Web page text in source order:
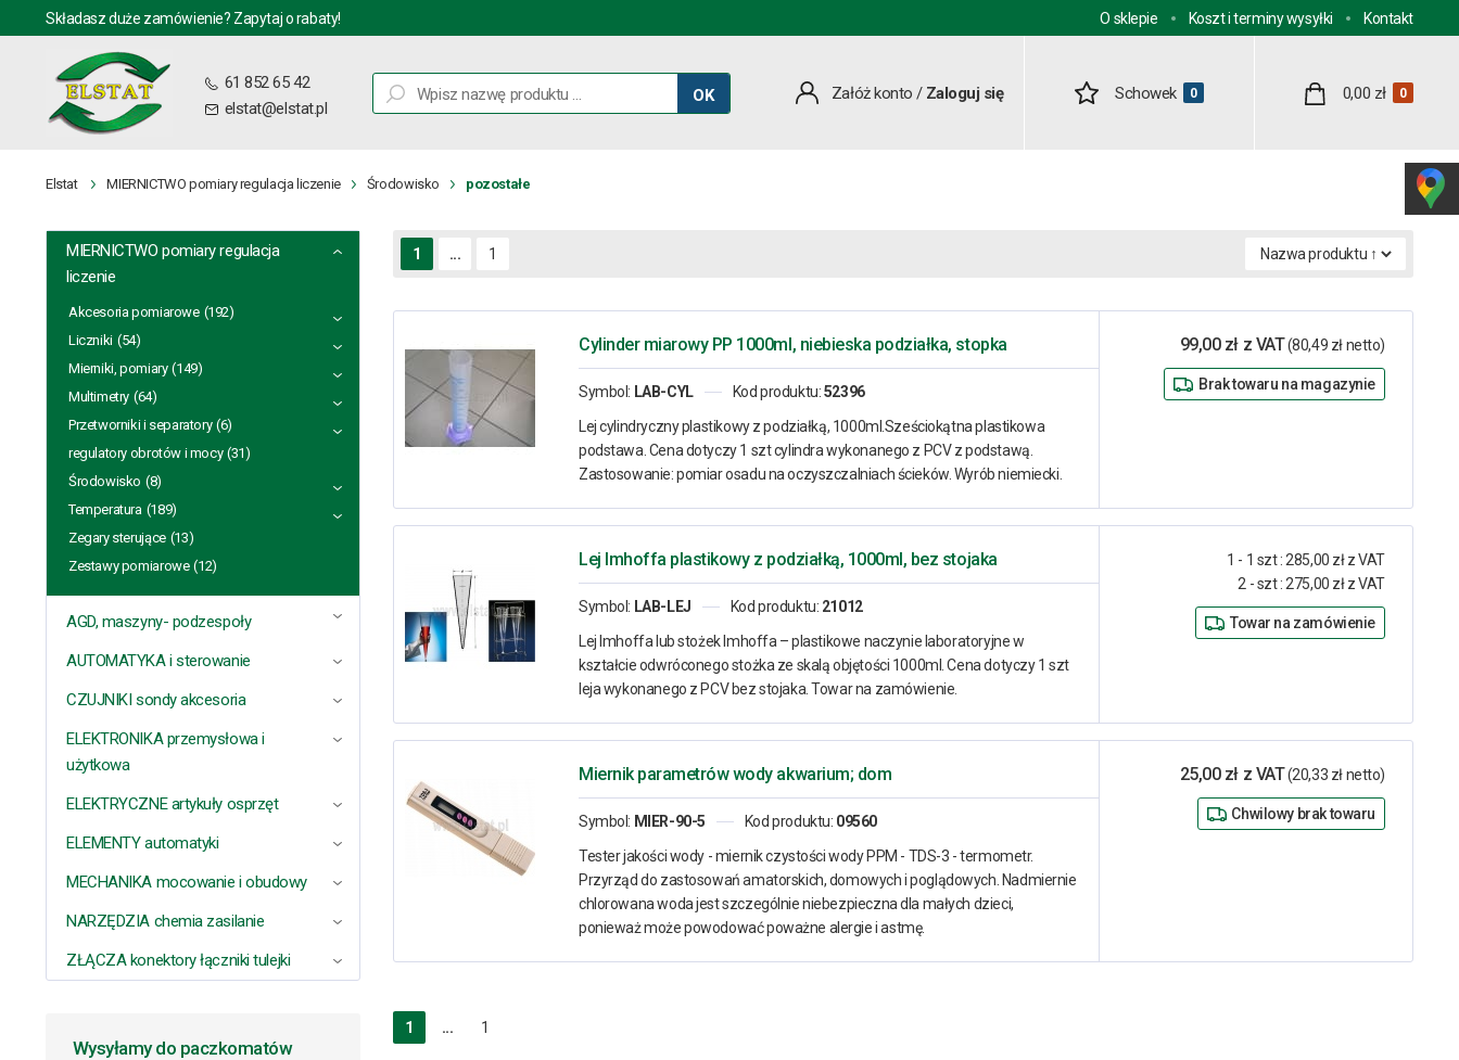
Składasz duże zamówienie? Zapytaj o rabaty! O sklepie Koszt i terminy wysyłki Kontakt
61 852 65 42
elstat@elstat.pl
OK Załóż konto / Zaloguj się Schowek 0 0,00 zł 0
Elstat MIERNICTWO pomiary regulacja liczenie Środowisko pozostałe
AGD, maszyny- podzespoły
AUTOMATYKA i sterowanie
CZUJNIKI sondy akcesoria
ELEKTRONIKA przemysłowa i
użytkowa
ELEKTRYCZNE artykuły osprzęt
ELEMENTY automatyki
MECHANIKA mocowanie i obudowy
MIERNICTWO pomiary regulacja
liczenie
Akcesoria pomiarowe (192)
Liczniki (54)
Mierniki, pomiary (149)
Multimetry (64)
Przetworniki i separatory (6)
regulatory obrotów i mocy (31)
Środowisko (8)
Temperatura (189)
Zegary sterujące (13)
Zestawy pomiarowe (12)
NARZĘDZIA chemia zasilanie
ZŁĄCZA konektory łączniki tulejki
Wysyłamy do paczkomatów
1 ... 1
Cylinder miarowy PP 1000ml, niebieska podziałka, stopka
Symbol: LAB-CYL Kod produktu:52396
Lej cylindryczny plastikowy z podziałką, 1000ml.Sześciokątna plastikowa
podstawa. Cena dotyczy 1 szt cylindra wykonanego z PCV z podstawą.
Zastosowanie: pomiar osadu na oczyszczalniach ścieków. Wyrób niemiecki.
99,00 zł z VAT(80,49 zł netto)
Brak towaru na magazynie
Lej Imhoffa plastikowy z podziałką, 1000ml, bez stojaka
Symbol: LAB-LEJ Kod produktu: 21012
Lej Imhoffa lub stożek Imhoffa – plastikowe naczynie laboratoryjne w
kształcie odwróconego stożka ze skalą objętości 1000ml. Cena dotyczy 1 szt
leja wykonanego z PCV bez stojaka. Towar na zamówienie.
1 - 1 szt: 285,00 zł z VAT
2 - szt: 275,00 zł z VAT
Towar na zamówienie
Miernik parametrów wody akwarium; dom
Symbol: MIER-90-5 Kod produktu: 09560
Tester jakości wody - miernik czystości wody PPM - TDS-3 - termometr.
Przyrząd do zastosowań amatorskich, domowych i poglądowych. Nadmiernie
chlorowana woda jest szczególnie niebezpieczna dla małych dzieci,
ponieważ może powodować poważne alergie i astmę.
25,00 zł z VAT(20,33 zł netto)
Chwilowy brak towaru
1 ... 1